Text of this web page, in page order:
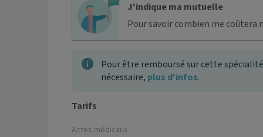
J'indique ma mutuelle
Pour savoir combien me coûtera
Pour être remboursé sur cette
nécessaire, plus d'infos.
Tarifs
Actes médicaux